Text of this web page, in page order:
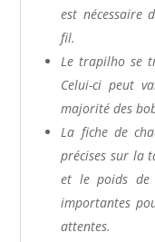
est nécessaire
fil.
Le trapilho se
Celui-ci peut
majorité des
La fiche de
précises sur la
et le poids de
importantes
attentes.